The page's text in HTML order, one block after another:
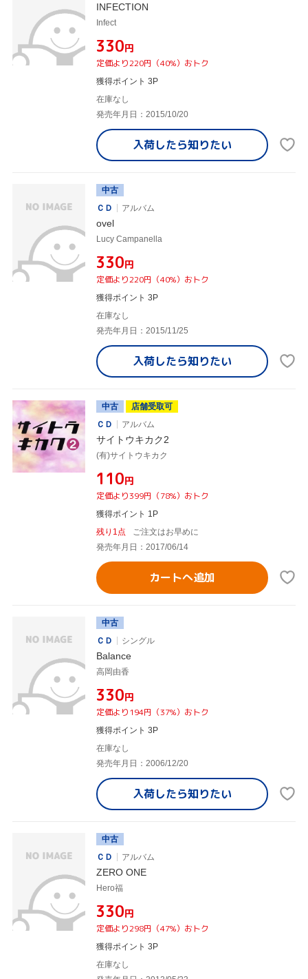
INFECTION
Infect
¥330円
定価より220円（40%）おトク
獲得ポイント 3P
在庫なし
発売年月日：2015/10/20
入荷したら知りたい
中古
ＣＤ
アルバム
ovel
Lucy Campanella
¥330円
定価より220円（40%）おトク
獲得ポイント 3P
在庫なし
発売年月日：2015/11/25
入荷したら知りたい
中古
店舗受取可
ＣＤ
アルバム
サイトウキカク2
(有)サイトウキカク
¥110円
定価より399円（78%）おトク
獲得ポイント 1P
残り1点
ご注文はお早めに
発売年月日：2017/06/14
カートへ追加
中古
ＣＤ
シングル
Balance
高岡由香
¥330円
定価より194円（37%）おトク
獲得ポイント 3P
在庫なし
発売年月日：2006/12/20
入荷したら知りたい
中古
ＣＤ
アルバム
ZERO ONE
Hero福
¥330円
定価より298円（47%）おトク
獲得ポイント 3P
在庫なし